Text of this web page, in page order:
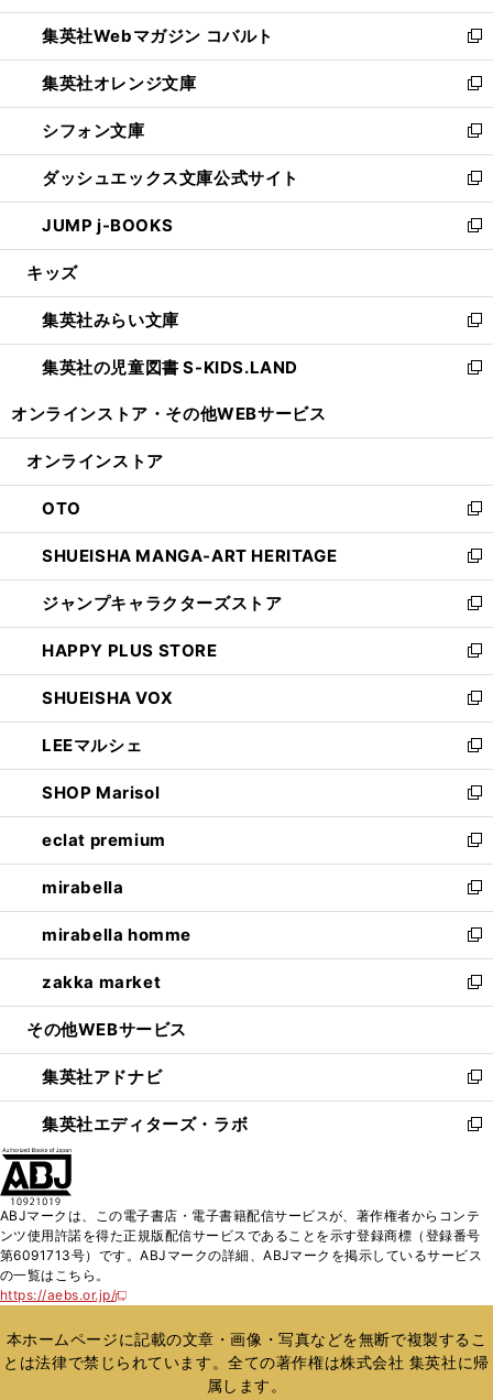
開
く
ウ
で
開
く
ン
ド
ウ
で
開
く
ウ
ィ
ン
ド
ウ
で
開
く
集英社Webマガジン コバルト
新
し
い
ウ
ィ
ン
ド
ウ
で
開
集英社オレンジ文庫
新
し
い
ウ
ィ
ン
ド
ウ
開
く
シフォン文庫
新
し
い
ウ
ィ
ン
ウ
で
開
く
ダッシュエックス文庫公式サイト
新
し
い
ウ
ン
ド
ウ
で
JUMP j-BOOKS
新
し
ウ
ィ
ン
ド
開
キッズ
集英社みらい文庫
新
し
い
ン
ウ
で
開
く
集英社の児童図書 S-KIDS.LAND
新
ウ
ン
ド
ウ
で
開
く
オンラインストア・ その他WEBサービス
オンラインストア
OTO
新
し
い
ウ
ィ
ン
ド
ウ
で
開
く
SHUEISHA MANGA-ART HERITAGE
新
し
い
ウ
ィ
ン
ド
ウ
で
開
く
ジャンプキャラクターズストア
新
し
い
ウ
ィ
ン
ド
ウ
で
開
く
HAPPY PLUS STORE
新
し
い
ウ
ィ
ン
ド
ウ
で
開
く
SHUEISHA VOX
新
し
い
ウ
ィ
ン
ド
ウ
で
開
く
LEEマルシェ
新
し
い
ウ
ィ
ン
ド
ウ
で
開
く
SHOP Marisol
新
し
い
ウ
ィ
ン
ド
ウ
で
開
eclat premium
新
し
い
ウ
ィ
ン
ド
ウ
開
く
mirabella
新
し
い
ウ
ィ
ン
ウ
で
開
く
mirabella homme
新
し
い
ウ
ン
ド
ウ
で
zakka market
新
し
ウ
ィ
ン
ド
く
その他WEBサービス
集英社アドナビ
新
し
い
ド
ウ
で
集英社エディターズ・ラボ
新
ィ
ン
ド
開
く
ABJマークは、この電子書店・電子書籍配信サービスが、著作権者からコンテ
ンツ使用許諾を得た正規版配信サービスであることを示す登録商標（登録番号
第6091713号）です。ABJマークの詳細、ABJマークを掲示しているサービス
の一覧はこちら。
https://aebs.or.jp/
新
い
ウ
ィ
本ホームページに記載の文章・画像・写真などを無断で複製するこ
とは法律で禁じられています。全ての著作権は株式会社 集英社に帰
属します。